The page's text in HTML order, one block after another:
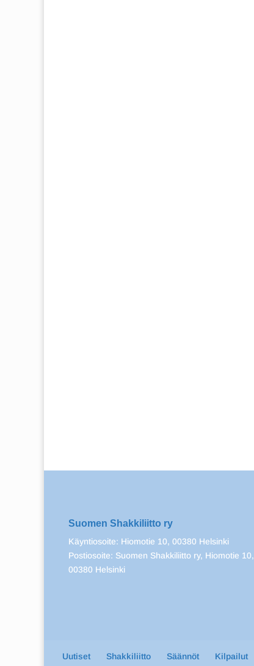
Suomen Shakkiliitto ry
Käyntiosoite: Hiomotie 10, 00380 Helsinki
Postiosoite: Suomen Shakkiliitto ry, Hiomotie 10,
00380 Helsinki
Uutiset Shakkiliitto Säännöt Kilpailut